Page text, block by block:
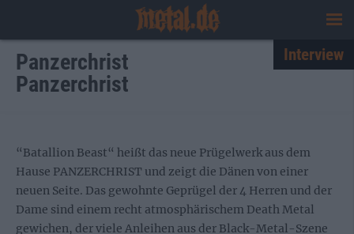
Panzerchrist
Panzerchrist
Interview
“Batallion Beast“ heißt das neue Prügelwerk aus dem
Hause PANZERCHRIST und zeigt die Dänen von einer
neuen Seite. Das gewohnte Geprügel der 4 Herren und der
Dame sind einem recht atmosphärischem Death Metal
gewichen, der viele Anleihen aus der Black-Metal-Szene